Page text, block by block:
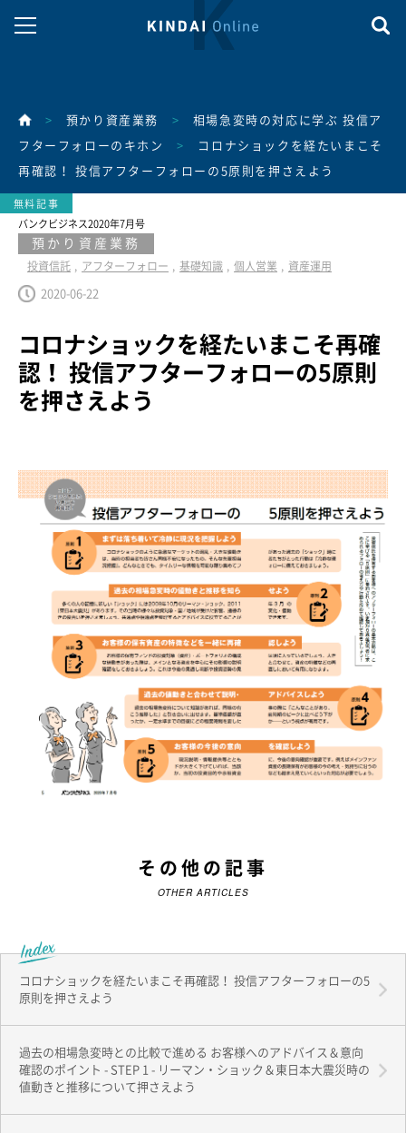
> 預かり資産業務 > 相場急変時の対応に学ぶ 投信ア
フターフォローのキホン > コロナショックを経たいまこそ
再確認！ 投信アフターフォローの5原則を押さえよう
バンクビジネス2020年7月号
預かり資産業務
投資信託 アフターフォロー 基礎知識 個人営業 資産運用
2020-06-22
コロナショックを経たいまこそ再確
認！ 投信アフターフォローの5原則
を押さえよう
その他の記事
OTHER ARTICLES
コロナショックを経たいまこそ再確認！ 投信アフターフォローの5
原則を押さえよう
過去の相場急変時との比較で進める お客様へのアドバイス＆意向
確認のポイント - STEP 1 - リーマン・ショック＆東日本大震災時の
値動きと推移について押さえよう